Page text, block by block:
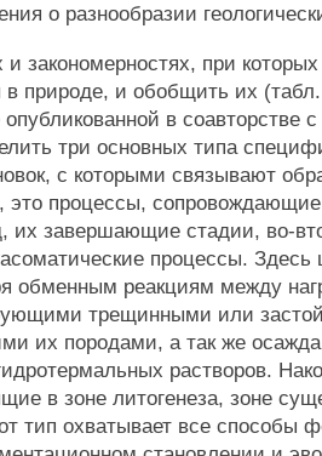
о разнообразии
закономерностях, при
в природе, и обобщить их
в
три основных типа
с которыми связывают
это процессы,
их завершающие стадии, во-
процессы. Здесь
обменным реакциям между
трещинными или
их породами, а так же
растворов.
в зоне литогенеза, зоне
тип охватывает все способы